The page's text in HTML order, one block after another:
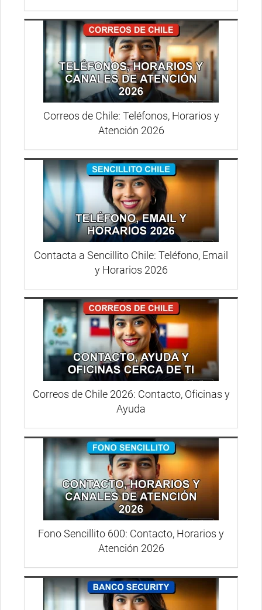
Correos de Chile: Teléfonos, Horarios y
Atención 2026
Contacta a Sencillito Chile: Teléfono, Email
y Horarios 2026
Correos de Chile 2026: Contacto, Oficinas y
Ayuda
Fono Sencillito 600: Contacto, Horarios y
Atención 2026